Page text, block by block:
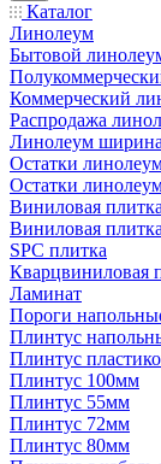
Каталог
Линолеум
Бытовой
Коммерческий
Распродажа
Линолеум
Остатки
Остатки
Виниловая
Виниловая
SPC плитка
Кварцвиниловая
Ламинат
Пороги
Плинтус
Плинтус
Плинтус 100мм
Плинтус 55мм
Плинтус 72мм
Плинтус 80мм